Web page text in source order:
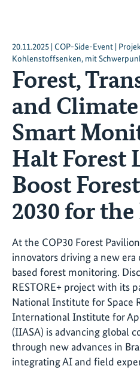
20.11.2025 | COP-Side-Event |
Kohlenstoffsenken, mit
Forest,
and
Smart
Halt Forest
Boost
2030 for
At the COP30 Forest
innovators driving a new
based forest monitoring.
RESTORE+ project with its
National Institute for Space
International Institute for
(IIASA) is advancing global
through new advances in
integrating AI and field